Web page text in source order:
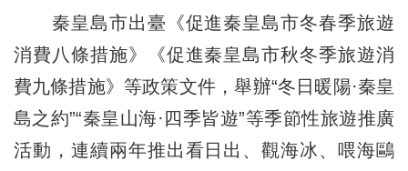
秦皇島市出臺《促進秦皇島市冬春季旅遊
消費八條措施》《促進秦皇島市秋冬季旅遊消
費九條措施》等政策文件，舉辦“冬日暖陽·秦皇
島之約”“秦皇山海·四季皆遊”等季節性旅遊推廣
活動，連續兩年推出看日出、觀海冰、喂海鷗